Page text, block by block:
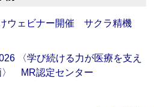
ウェビナー開催 サクラ精機
〈学び続ける力が医療を支え
〉 MR認定センター